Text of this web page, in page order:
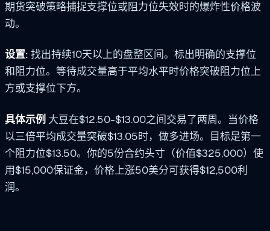
期货突破策略捕捉支撑位或阻力位失效时的爆炸性价格波
动。
设置: 找出持续10天以上的盘整区间。标出明确的支撑位
和阻力位。等待成交量高于平均水平时价格突破阻力位上
方或支撑位下方。
具体示例 大豆在$12.50-$13.00之间交易了两周。当价格
以三倍平均成交量突破$13.05时，做多进场。目标是第一
个阻力位$13.50。你的5份合约头寸（价值$325,000）使
用$15,000保证金，价格上涨50美分可获得$12,500利
润。